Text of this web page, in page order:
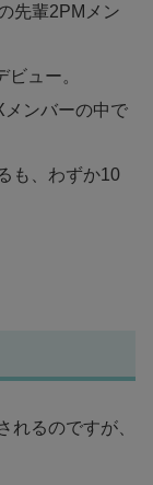
先輩2PMメン
ュー。
ンバーの中で
も、わずか10
れるのですが、